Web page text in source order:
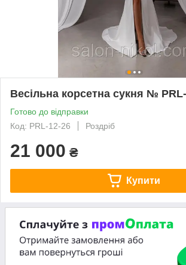
Весільна корсетна сукня №
Готово до відправки
Код: PRL-12-26
Роздріб
21 000 ₴
Купити